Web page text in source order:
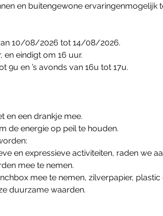
en buitengewone ervaringenmogelijk
10/08/2026 tot 14/08/2026.
eindigt om 16 uur.
9u en ’s avonds van 16u tot 17u.
en een drankje mee.
de energie op peil te houden.
en expressieve activiteiten, raden we
mee te nemen.
mee te nemen, zilverpapier,
duurzame waarden.